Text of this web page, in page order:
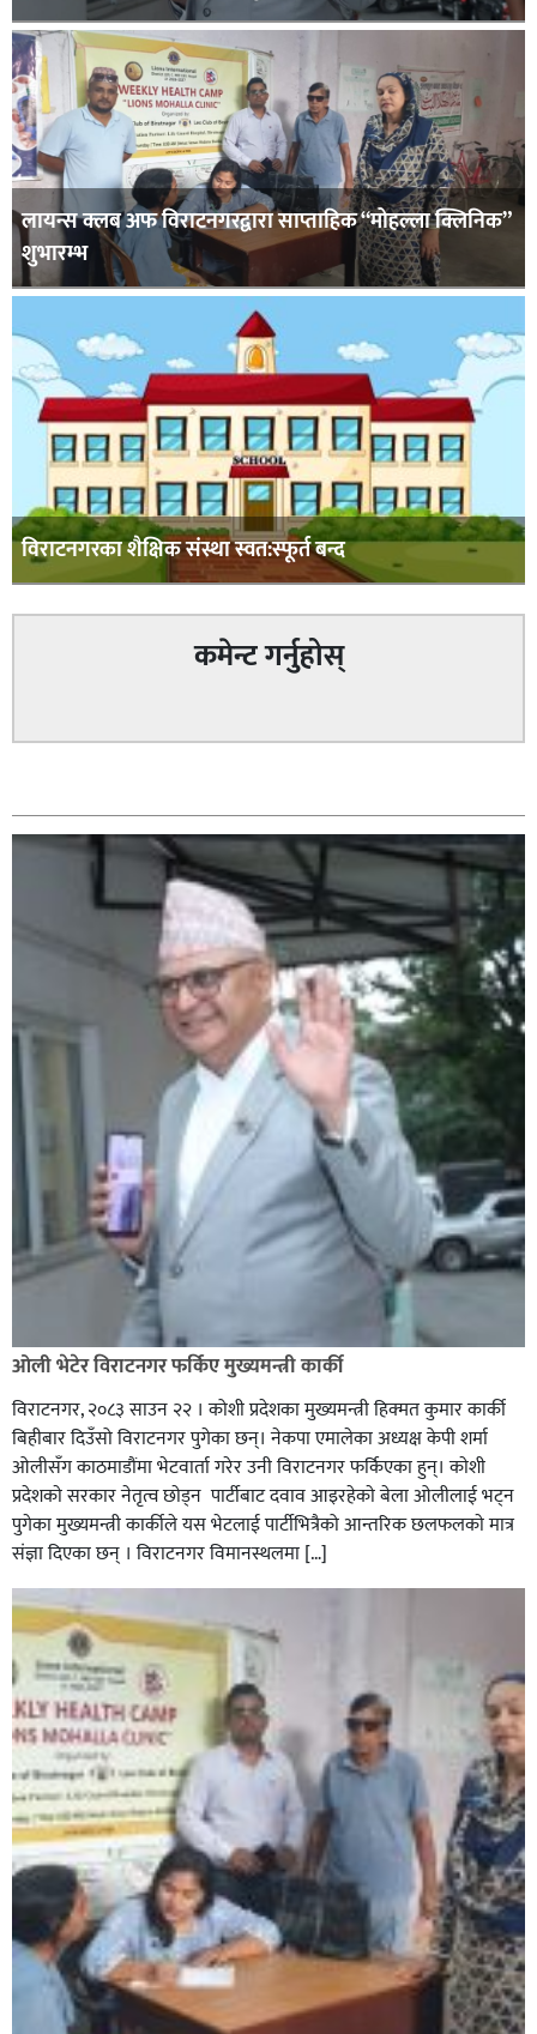
लायन्स क्लब अफ विराटनगरद्वारा साप्ताहिक “मोहल्ला क्लिनिक”
शुभारम्भ
विराटनगरका शैक्षिक संस्था स्वत:स्फूर्त बन्द
कमेन्ट गर्नुहोस्
ओली भेटेर विराटनगर फर्किए मुख्यमन्त्री कार्की
विराटनगर, २०८३ साउन २२ । कोशी प्रदेशका मुख्यमन्त्री हिक्मत कुमार कार्की
बिहीबार दिउँसो विराटनगर पुगेका छन्। नेकपा एमालेका अध्यक्ष केपी शर्मा
ओलीसँग काठमाडौंमा भेटवार्ता गरेर उनी विराटनगर फर्किएका हुन्। काेशी
प्रदेशकाे सरकार नेतृत्व छाेड्न पार्टीबाट दवाव आइरहेकाे बेला ओलीलाई भट्न
पुगेका मुख्यमन्त्री कार्कीले यस भेटलाई पार्टीभित्रैको आन्तरिक छलफलकाे मात्र
संज्ञा दिएका छन् । विराटनगर विमानस्थलमा […]